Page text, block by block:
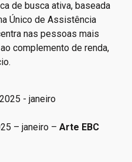
de busca ativa, baseada
Único de Assistência
nas pessoas mais
complemento de renda,
– janeiro – Arte EBC